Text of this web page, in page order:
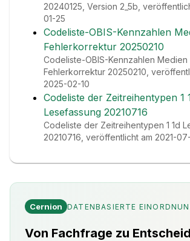
20240125, Version 2_5b,
01-25
Codeliste-OBIS-Kennzahlen
Fehlerkorrektur 20250210
Codeliste-OBIS-Kennzahlen Medien
Fehlerkorrektur 20250210,
2025-02-10
Codeliste der Zeitreihentypen 1
Lesefassung 20210716
Codeliste der Zeitreihentypen 1 1d
20210716, veröffentlicht am 2021-
Cernion DATENBASIERTE
Von Fachfrage zu